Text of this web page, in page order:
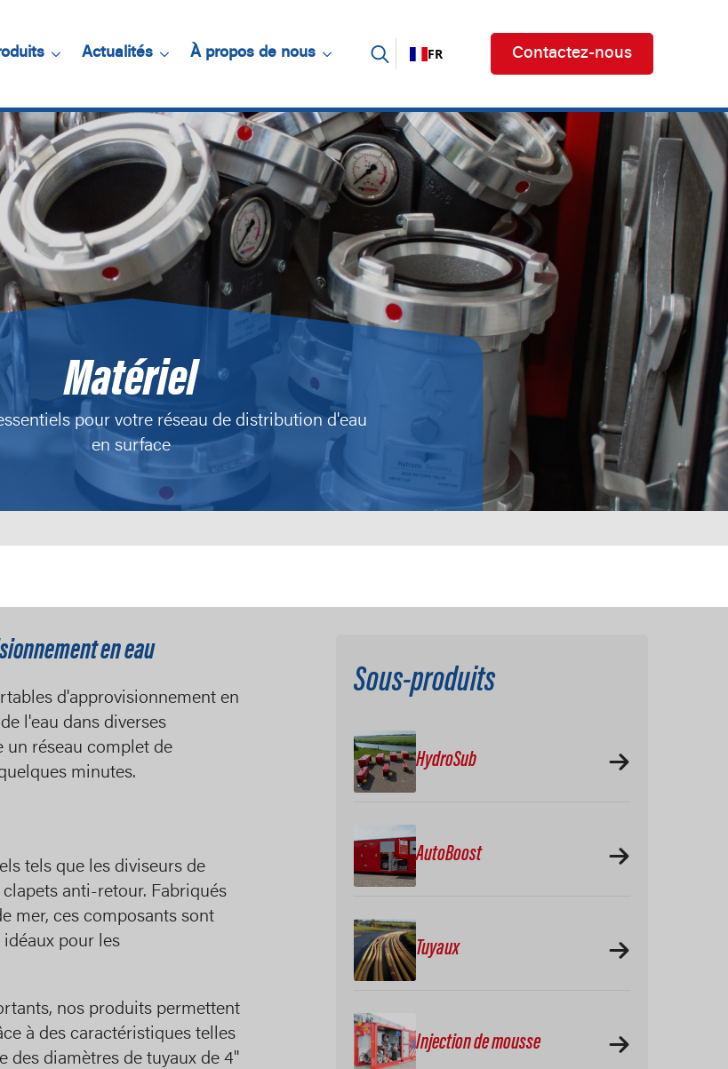
Actualités
À propos de nous
FR Contactez-nous
Matériel
pour votre réseau de distribution d'eau
en surface
en eau
d'approvisionnement en
l'eau dans diverses
un réseau complet de
minutes.
tels que les diviseurs de
anti-retour. Fabriqués
mer, ces composants sont
pour les
nos produits permettent
à des caractéristiques telles
des diamètres de tuyaux de 4"
Sous-produits
HydroSub
AutoBoost
Tuyaux
Injection de mousse